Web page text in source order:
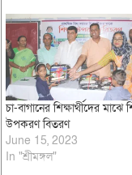
চা-বাগানের শিক্ষার্থীদের মাঝে
উপকরণ বিতরণ
June 15, 2023
In "শ্রীমঙ্গল"